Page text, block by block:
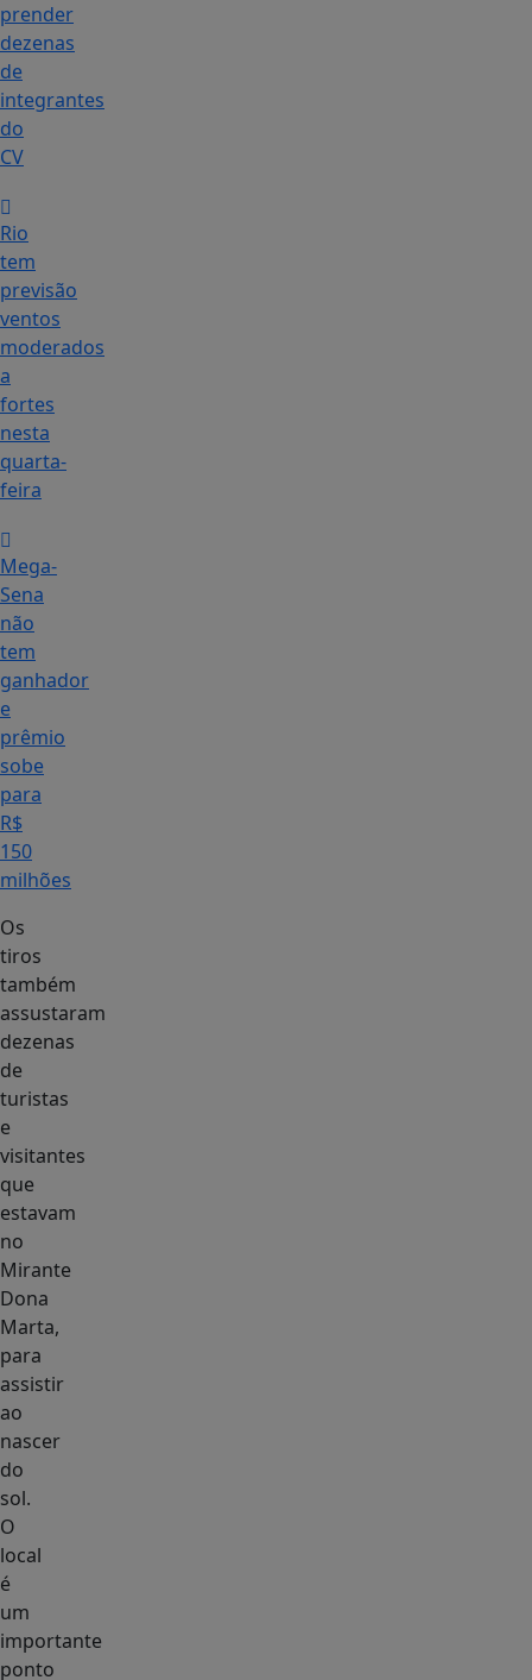
prender
dezenas
de
integrantes
do
CV
Rio
tem
previsão
ventos
moderados
a
fortes
nesta
quarta-
feira
Mega-
Sena
não
tem
ganhador
e
prêmio
sobe
para
R$
150
milhões
Os
tiros
também
assustaram
dezenas
de
turistas
e
visitantes
que
estavam
no
Mirante
Dona
Marta,
para
assistir
ao
nascer
do
sol.
O
local
é
um
importante
ponto